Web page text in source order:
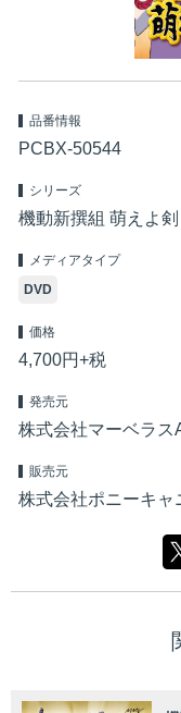
品番情報
PCBX-50544
シリーズ
機動新撰組 萌えよ剣
メディアタイプ
DVD
価格
4,700円+税
発売元
株式会社マーベラス
販売元
株式会社ポニーキャ